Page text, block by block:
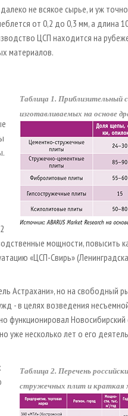
не всякое сырье, и уж
от 0,2 до 0,3 мм, а длина
ЦСП находится на
материалов.
Таблица 1. Приблизительный
изготавливаемых на основе
мощности, повысить
«ЦСП-Свирь»
Астрахани», но на свободный
- в целях возведения
функционировал
несколько лет о его
Таблица 2. Перечень
стружечных плит и краткая